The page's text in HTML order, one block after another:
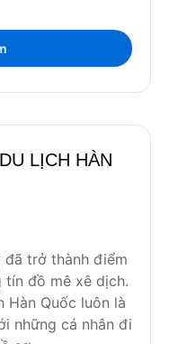
LỊCH HÀN
đã trở thành điểm
tín đồ mê xê dịch.
Hàn Quốc luôn là
những cá nhân đi